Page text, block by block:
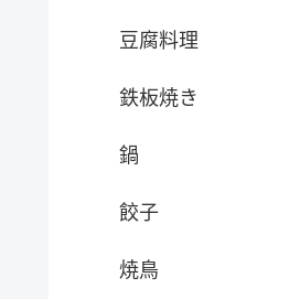
豆腐料理
鉄板焼き
鍋
餃子
焼鳥